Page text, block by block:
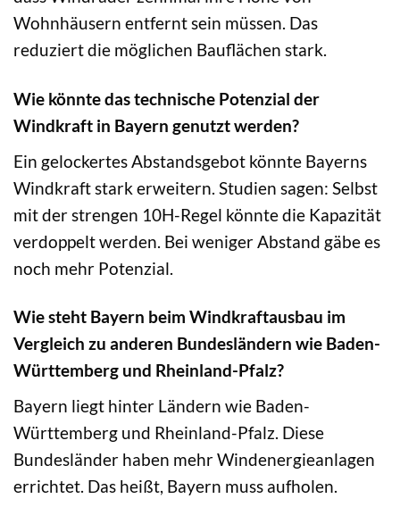
Wohnhäusern entfernt sein müssen. Das
reduziert die möglichen Bauflächen stark.
Wie könnte das technische Potenzial der
Windkraft in Bayern genutzt werden?
Ein gelockertes Abstandsgebot könnte Bayerns
Windkraft stark erweitern. Studien sagen: Selbst
mit der strengen 10H-Regel könnte die Kapazität
verdoppelt werden. Bei weniger Abstand gäbe es
noch mehr Potenzial.
Wie steht Bayern beim Windkraftausbau im
Vergleich zu anderen Bundesländern wie Baden-
Württemberg und Rheinland-Pfalz?
Bayern liegt hinter Ländern wie Baden-
Württemberg und Rheinland-Pfalz. Diese
Bundesländer haben mehr Windenergieanlagen
errichtet. Das heißt, Bayern muss aufholen.